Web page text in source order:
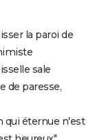
la paroi de
sale
de paresse,
qui éternue n'est